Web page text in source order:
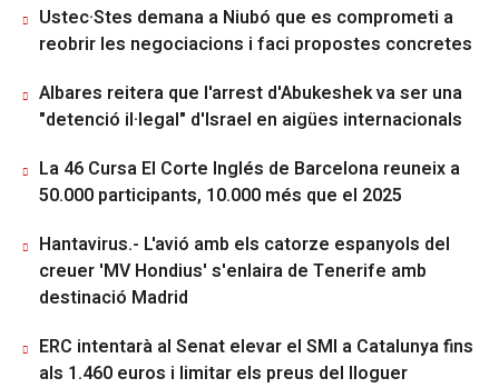
Ustec·Stes demana a Niubó que es comprometi a
reobrir les negociacions i faci propostes concretes
Albares reitera que l'arrest d'Abukeshek va ser una
"detenció il·legal" d'Israel en aigües internacionals
La 46 Cursa El Corte Inglés de Barcelona reuneix a
50.000 participants, 10.000 més que el 2025
Hantavirus.- L'avió amb els catorze espanyols del
creuer 'MV Hondius' s'enlaira de Tenerife amb
destinació Madrid
ERC intentarà al Senat elevar el SMI a Catalunya fins
als 1.460 euros i limitar els preus del lloguer